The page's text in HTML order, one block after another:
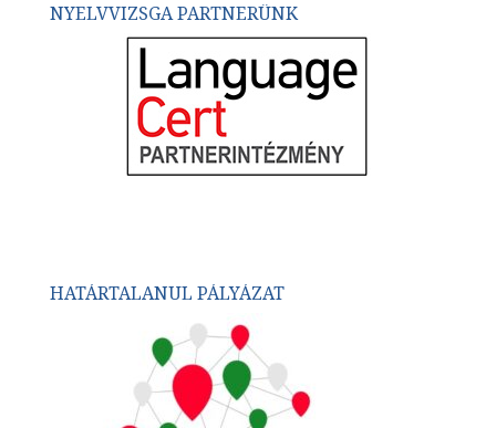
NYELVVIZSGA PARTNERÜNK
HATÁRTALANUL PÁLYÁZAT